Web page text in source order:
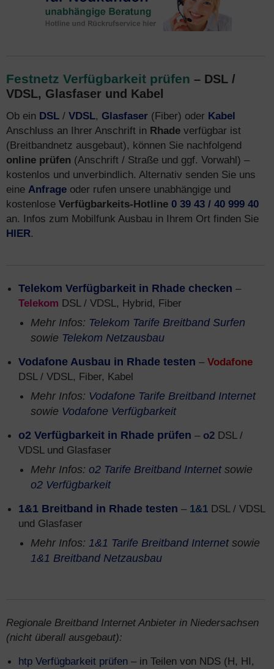
Festnetz Verfügbarkeit prüfen – DSL /
VDSL, Glasfaser und Kabel
Ob ein DSL / VDSL, Glasfaser (Fiber) oder Kabel
Anschluss an Ihrer Anschrift in Rhade verfügbar ist
(Breitbandnetz ausgebaut), können Sie nachfolgend
online prüfen (Anschrift / Straße und ggf. Vorwahl) –
kostenlos und unverbindlich. Alternativ senden Sie uns
eine Anfrage oder rufen unsere unabhängige und
kostenlose Verfügbarkeits-Hotline 0 39 43 / 40 999 40
an. Infos zum Mobilfunk Ausbau in Ihrem Ort finden Sie
HIER.
Telekom Verfügbarkeit in Rhade checken –
Telekom DSL / VDSL, Hybrid, Fiber
Mehr Infos: Telekom Tarife Breitband Surfen
sowie Telekom Netzausbau
Vodafone Ausbau in Rhade testen – Vodafone
DSL / VDSL, Fiber, Kabel
Mehr Infos: Vodafone Tarife Breitband Internet
sowie Vodafone Verfügbarkeit
o2 Verfügbarkeit in Rhade prüfen – o2 DSL /
VDSL und Glasfaser
Mehr Infos: o2 Tarife Breitband Internetsowie
o2 Verfügbarkeit
1&1 Breitband in Rhade testen – 1&1 DSL / VDSL
und Glasfaser
Mehr Infos: 1&1 Tarife Breitband Internetsowie
1&1 Breitband Netzausbau
Regionale Breitband Internet Anbieter in Niedersachsen
(nicht überall ausgebaut):
htp Verfügbarkeit prüfen – in Teilen von NDS (H, HI,